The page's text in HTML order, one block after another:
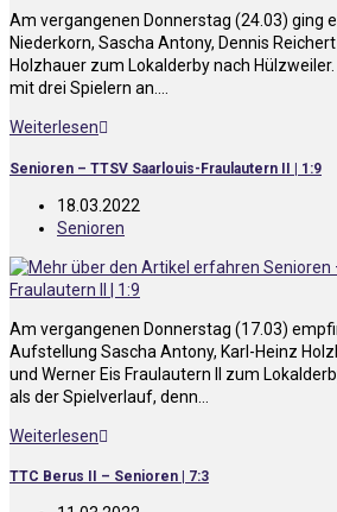
Am vergangenen Donnerstag (24.03) ging
Niederkorn, Sascha Antony, Dennis
Holzhauer zum Lokalderby nach
mit drei Spielern an.…
Weiterlesen
Senioren – TTSV Saarlouis-Fraulautern II | 1:9
18.03.2022
Senioren
Am vergangenen Donnerstag (17.03)
Aufstellung Sascha Antony, Karl-Heinz
und Werner Eis Fraulautern II zum
als der Spielverlauf, denn…
Weiterlesen
TTC Berus II – Senioren | 7:3